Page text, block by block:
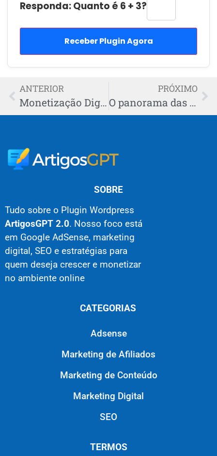
Responda: Quanto é 6 + 3?
Receber Plugin Agora
ANTERIOR
Monetização Digital: Estratégias para Ganhar Dinheiro Online
PRÓXIMO
O panorama das novidades no marketing 2025
SOBRE
Tudo sobre o Plugin Wordpress
ArtigosGPT 2.0. Nosso foco está
em Google AdSense, marketing
digital, SEO e estratégias para
quem deseja crescer e monetizar
no ambiente online
CATEGORIAS
Adsense
Marketing de Afiliados
Marketing de Conteúdo
Marketing Digital
SEO
TERMOS